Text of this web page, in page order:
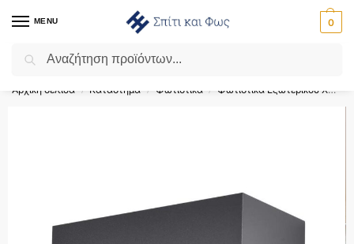
MENU 0
Flash Sale ⚡ 10% Έκπτωση με τον κωδικό ‘SPRING’!
Αρχική σελίδα / Κατάστημα / Φωτιστικά / Φωτιστικά Εξωτερικού Χώρου